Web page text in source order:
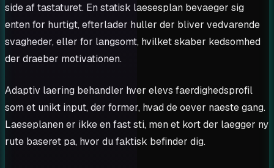
side af tastaturet. En statisk laesesplan bevaeger sig
enten for hurtigt, efterlader huller der bliver vedvarende
svagheder, eller for langsomt, hvilket skaber kedsomhed
der draeber motivationen.
Adaptiv laering behandler hver elevs faerdighedsprofil
som et unikt input, der former, hvad de oever naeste gang.
Laeseplanen er ikke en fast sti, men et kort der laegger ny
rute baseret pa, hvor du faktisk befinder dig.